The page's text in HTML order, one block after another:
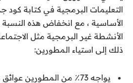
التعليمات البرمجية في كتابة كود
الأنشطة غير البرمجية مثل
ذلك إلى استياء المطورين:
يواجه 73٪ من المطورين